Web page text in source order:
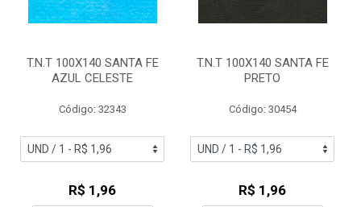
T.N.T 100X140 SANTA FE
AZUL CELESTE
Código: 32343
R$ 1,96
T.N.T 100X140 SANTA FE
PRETO
Código: 30454
R$ 1,96